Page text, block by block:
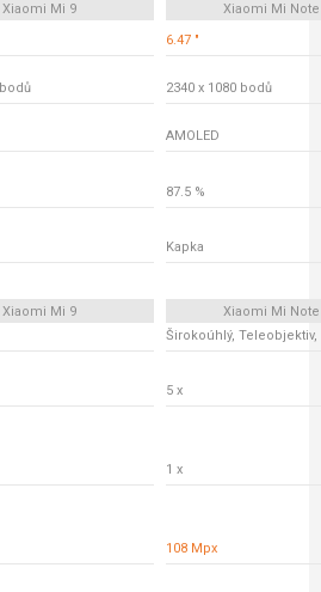
Xiaomi Mi 9
Xiaomi Mi Note
6.47 "
2340 x 1080 bodů
AMOLED
87.5 %
Kapka
Xiaomi Mi 9
Xiaomi Mi Note
Širokoúhlý, Teleobjektiv,
5 x
1 x
108 Mpx